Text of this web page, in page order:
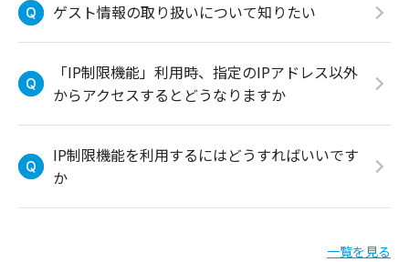
ゲスト情報の取り扱いについて知りたい
「IP制限機能」利用時、指定のIPアドレス以外
からアクセスするとどうなりますか
IP制限機能を利用するにはどうすればいいです
か
一覧を見る